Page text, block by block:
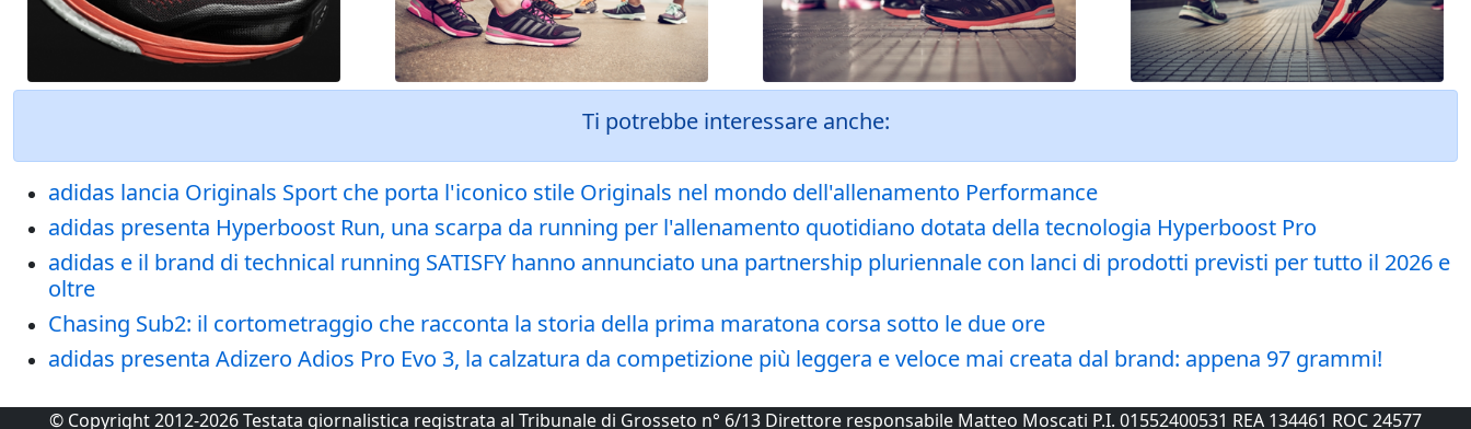
Ti potrebbe interessare anche:
adidas lancia Originals Sport che porta l'iconico stile Originals nel mondo dell'allenamento Performance
adidas presenta Hyperboost Run, una scarpa da running per l'allenamento quotidiano dotata della tecnologia Hyperboost Pro
adidas e il brand di technical running SATISFY hanno annunciato una partnership pluriennale con lanci di prodotti previsti per tutto il 2026 e
oltre
Chasing Sub2: il cortometraggio che racconta la storia della prima maratona corsa sotto le due ore
adidas presenta Adizero Adios Pro Evo 3, la calzatura da competizione più leggera e veloce mai creata dal brand: appena 97 grammi!
© Copyright 2012-2026 Testata giornalistica registrata al Tribunale di Grosseto n° 6/13 Direttore responsabile Matteo Moscati P.I. 01552400531 REA 134461 ROC 24577